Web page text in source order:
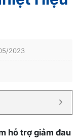
2023
hỗ trợ giảm đau